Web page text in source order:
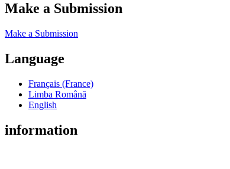
Make a Submission
Make a Submission
Language
Français (France)
Limba Română
English
information